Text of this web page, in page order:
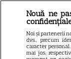
Nouă ne
Noi și partenerii
dvs., precum
caracter
mai jos,